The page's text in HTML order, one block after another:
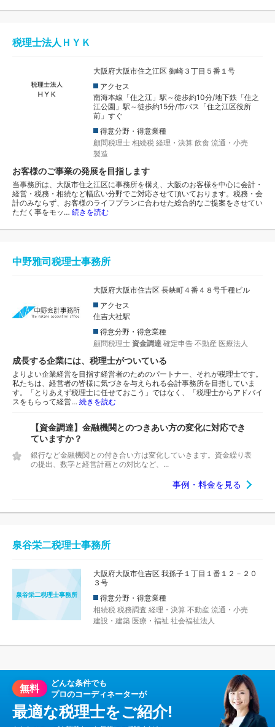
税理士法人ＨＹＫ
大阪府大阪市住之江区 御崎３丁目５番１号
アクセス
南海本線「住之江」駅～徒歩約10分/地下鉄「住之
江公園」駅～徒歩約15分/市バス「住之江区役所
前」すぐ
得意分野・得意業種
顧問税理士 相続税 経理・決算 飲食 流通・小売
製造
お客様のご事業の発展を目指します
当事務所は、大阪市住之江区に事務所を構え、大阪のお客様を中心に会計・
経営・税務・相続など幅広い分野でご対応させて頂いております。税務・会
計のみならず、お客様のライフプランに合わせた総合的なご提案をさせてい
ただく事をモッ… 続きを読む
中野雅司税理士事務所
大阪府大阪市住吉区 長峡町４番４８号千種ビル
アクセス
住吉大社駅
得意分野・得意業種
顧問税理士 資金調達 確定申告 不動産 医療法人
成長する企業には、税理士がついている
よりよい企業経営を目指す経営者のためのパートナー、それが税理士です。
私たちは、経営者の皆様に気づきを与えられる会計事務所を目指していま
す。「とりあえず税理士に任せておこう」ではなく、「税理士からアドバイ
スをもらって経営… 続きを読む
【資金調達】金融機関とのつきあい方の変化に対応でき
ていますか？
銀行など金融機関との付き合い方は変化していきます。資金繰り表
の提出、数字と経営計画との対比など、...
事例・料金を見る
泉谷栄二税理士事務所
泉谷栄二税理士事務所
大阪府大阪市住吉区 我孫子１丁目１番１２－２０
３号
得意分野・得意業種
相続税 税務調査 経理・決算 不動産 流通・小売
建設・建築 医療・福祉 社会福祉法人
無料
どんな条件でも
プロのコーディネーターが
最適な税理士をご紹介!